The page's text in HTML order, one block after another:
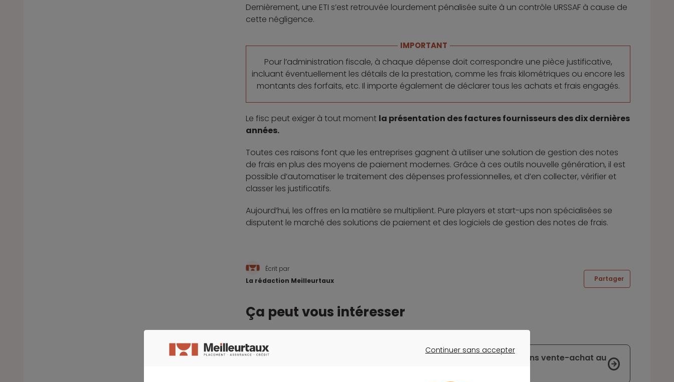
Dernièrement, une ETI s’est retrouvée lourdement pénalisée suite à un contrôle URSSAF à cause de
cette négligence.
IMPORTANT
Pour l’administration fiscale, à chaque dépense doit correspondre une pièce justificative,
incluant éventuellement les détails de la prestation, comme les frais kilométriques ou encore les
montants des forfaits, etc. Il importe également de déclarer tous les achats et frais engagés.
Le fisc peut exiger à tout moment la présentation des factures fournisseurs des dix dernières
années.
Toutes ces raisons font que les entreprises gagnent à utiliser une solution de gestion des notes
de frais en plus des moyens de paiement modernes. Grâce à ces outils nouvelle génération, il est
possible d’automatiser le traitement des dépenses professionnelles, et d’en collecter, vérifier et
classer les justificatifs.
Aujourd’hui, les offres en la matière se multiplient. Pure players et start-ups non spécialisées se
disputent le marché des solutions de paiement et des logiciels de gestion des notes de frais.
Écrit par
La rédaction Meilleurtaux
Partager
Ça peut vous intéresser
La vulgarisation des paiements à distance sur différentes opérations vente-achat au
Continuer sans accepter